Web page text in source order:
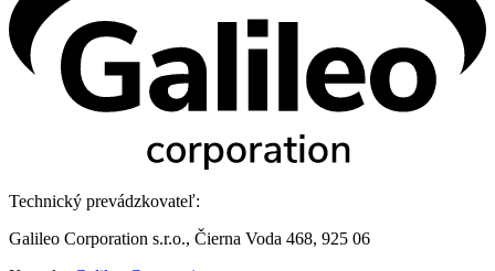
Technický prevádzkovateľ:
Galileo Corporation s.r.o., Čierna Voda 468, 925 06